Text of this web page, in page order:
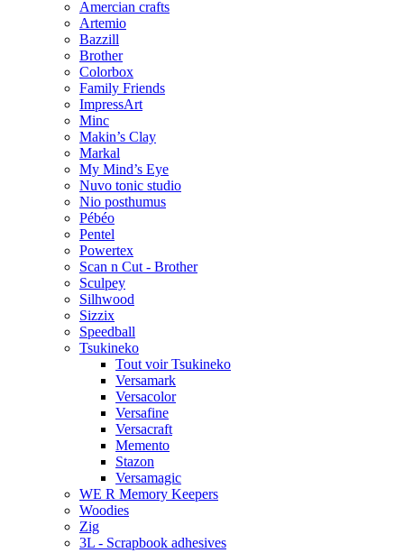
Amercian crafts
Artemio
Bazzill
Brother
Colorbox
Family Friends
ImpressArt
Minc
Makin’s Clay
Markal
My Mind’s Eye
Nuvo tonic studio
Nio posthumus
Pébéo
Pentel
Powertex
Scan n Cut - Brother
Sculpey
Silhwood
Sizzix
Speedball
Tsukineko
Tout voir Tsukineko
Versamark
Versacolor
Versafine
Versacraft
Memento
Stazon
Versamagic
WE R Memory Keepers
Woodies
Zig
3L - Scrapbook adhesives